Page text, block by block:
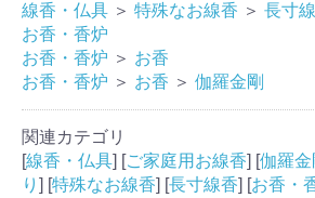
線香・仏具 ＞ 特殊なお線香 ＞ 長寸
お香・香炉
お香・香炉 ＞ お香
お香・香炉 ＞ お香 ＞ 伽羅金剛
関連カテゴリ
[線香・仏具] [ご家庭用お線香] [伽羅金
り ] [特殊なお線香] [長寸線香] [お香・